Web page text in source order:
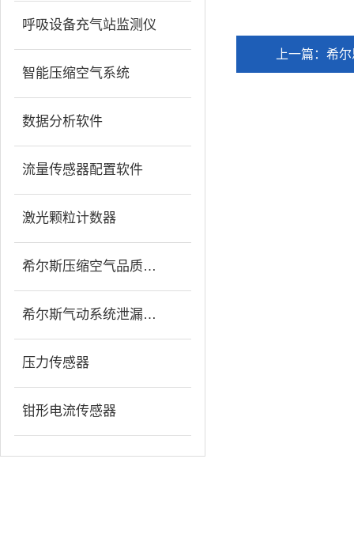
呼吸设备充气站监测仪
智能压缩空气系统
数据分析软件
流量传感器配置软件
激光颗粒计数器
希尔斯压缩空气品质分析仪
希尔斯气动系统泄漏检测仪
压力传感器
钳形电流传感器
上一篇： 希